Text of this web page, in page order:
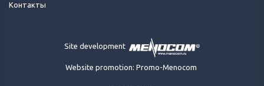
Контакты
Site development
Website promotion: Promo-Menocom